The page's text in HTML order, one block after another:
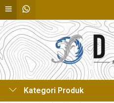
Kategori Produk